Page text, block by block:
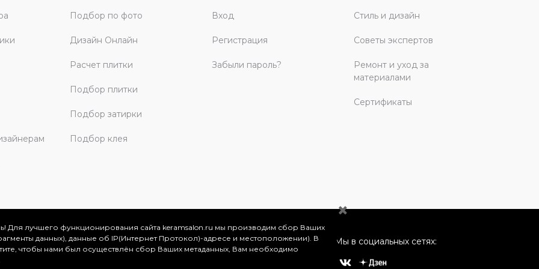
Подбор по фото
Дизайн Онлайн
Расчет плитки
Подбор плитки
Подбор затирки
Подбор клея
Вход
Регистрация
Забыли пароль?
Стиль и дизайн
Советы экспертов
Ремонт и уход за
материалами
Сертификаты
и Московской области, 2026
представлена на сайте в ознакомительных целях и ни
Мы в социальных сетях:
Для лучшего функционирования сайта keramsalon.ru мы производим сбор Ваших
данных), данные об IP(Интернет Протокол)-адресе и местоположении). В
чтобы нами был осуществлён сбор Ваших метаданных, Вам необходимо